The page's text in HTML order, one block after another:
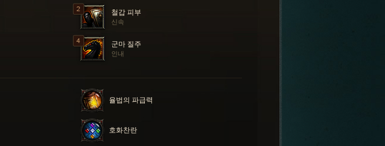
철갑 피부
신속
군마 질주
인내
율법의 파급력
호화찬란